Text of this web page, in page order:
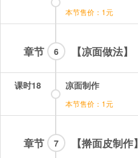
本节售价：1元
章节 【凉面做法】
6
课时18 凉面制作
本节售价：1元
章节 【擀面皮制作】
7